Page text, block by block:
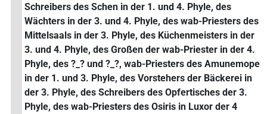
Schreibers des Schen in der 1. und 4. Phyle, des
Wächters in der 3. und 4. Phyle, des wab-Priesters des
Mittelsaals in der 3. Phyle, des Küchenmeisters in der
3. und 4. Phyle, des Großen der wab-Priester in der 4.
Phyle, des ?_? und ?_?, wab-Priesters des Amunemope
in der 1. und 3. Phyle, des Vorstehers der Bäckerei in
der 3. Phyle, des Schreibers des Opfertisches der 3.
Phyle, des wab-Priesters des Osiris in Luxor der 4